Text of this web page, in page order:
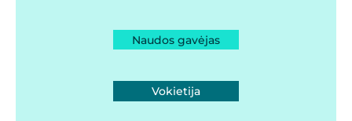
Naudos gavėjas
Vokietija